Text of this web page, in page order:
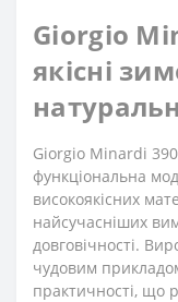
Giorgio
якісні
Giorgio Minardi
функціональна
високоякісних
найсучасніших
довговічності.
чудовим
практичності, що